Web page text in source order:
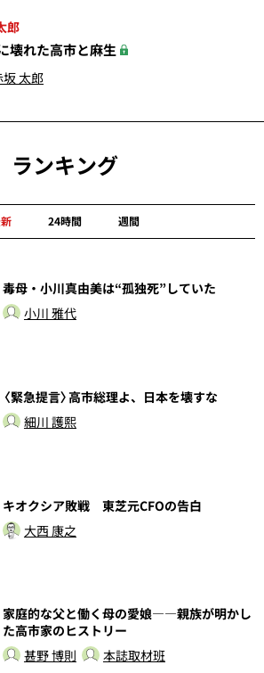
郎
壊れた高市と麻生
坂 太郎
ランキング
24時間 週間
毒母・小川真由美は“孤独死”していた
小川 雅代
〈緊急提言〉高市総理よ、日本を壊すな
細川 護熙
キオクシア敗戦 東芝元CFOの告白
大西 康之
家庭的な父と働く母の愛娘――親族が明かし
た高市家のヒストリー
甚野 博則
本誌取材班